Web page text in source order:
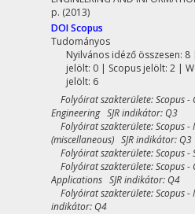
p. (2013)
DOIScopus
Tudományos
Nyilvános idéző összesen: 8|
jelölt: 0 | Scopus jelölt: 2 |
jelölt: 6
Folyóirat szakterülete: Scopus -
Engineering SJR indikátor: Q3
Folyóirat szakterülete: Scopus -
(miscellaneous) SJR indikátor: Q3
Folyóirat szakterülete: Scopus
Folyóirat szakterülete: Scopus -
Applications SJR indikátor: Q4
Folyóirat szakterülete: Scopus
indikátor: Q4